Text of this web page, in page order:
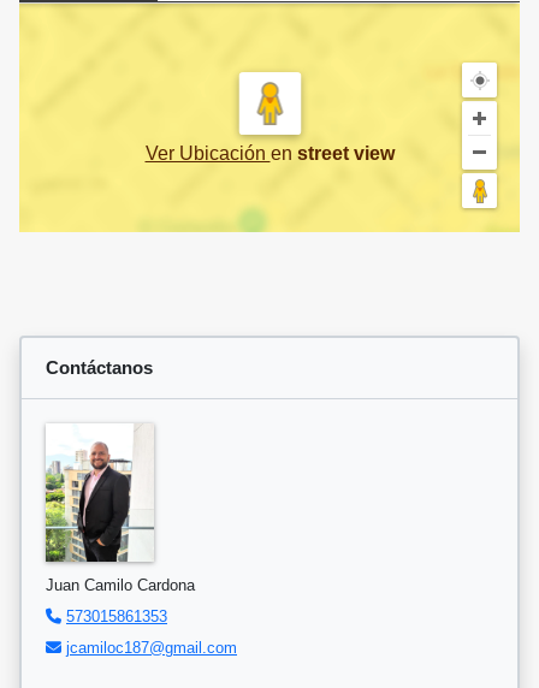
Ver Ubicación en street view
Contáctanos
Juan Camilo Cardona
573015861353
jcamiloc187@gmail.com